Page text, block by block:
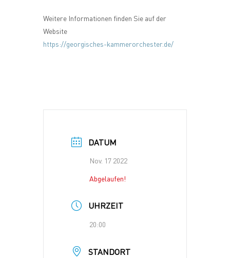
Weitere Informationen finden Sie auf der
Website
https://georgisches-kammerorchester.de/
DATUM
Nov. 17 2022
Abgelaufen!
UHRZEIT
20:00
STANDORT